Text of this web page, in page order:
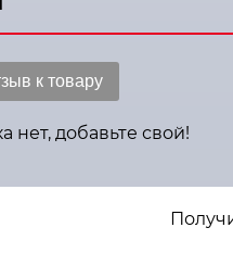
к товару
нет, добавьте свой!